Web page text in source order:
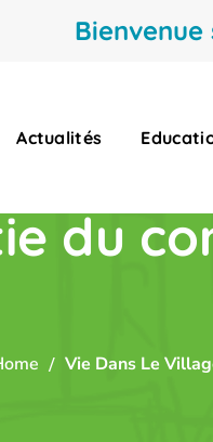
Actualités
du
Vie Dans Le